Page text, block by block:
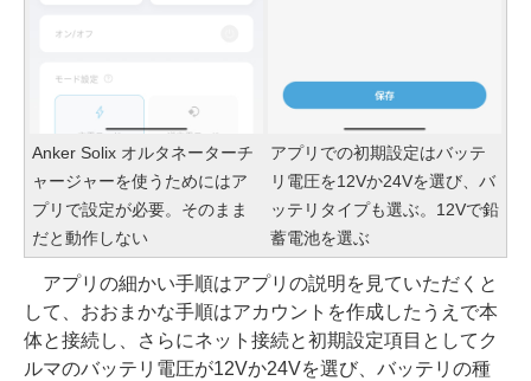
Anker Solix オルタネーターチ
ャージャーを使うためにはア
プリで設定が必要。そのまま
だと動作しない
アプリでの初期設定はバッテ
リ電圧を12Vか24Vを選び、バ
ッテリタイプも選ぶ。12Vで鉛
蓄電池を選ぶ
アプリの細かい手順はアプリの説明を見ていただくと
して、おおまかな手順はアカウントを作成したうえで本
体と接続し、さらにネット接続と初期設定項目としてク
ルマのバッテリ電圧が12Vか24Vを選び、バッテリの種